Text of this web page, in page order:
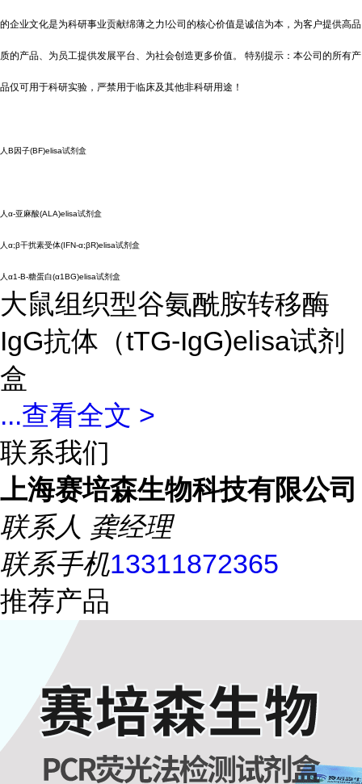
的企业文化是为科研事业贡献绵薄之力!公司的核心价值是诚信为本，为客户提供高品
质的产品、为员工提供发展平台、为社会创造更多价值。 特别提示：本公司的所有产
品仅可用于科研实验，严禁用于临床及其他非科研用途！
人B因子(BF)elisa试剂盒
人α-亚麻酸(ALA)elisa试剂盒
人α;β干扰素受体(IFN-α;βR)elisa试剂盒
人α1-B-糖蛋白(α1BG)elisa试剂盒
大鼠组织型谷氨酰胺转移酶
IgG抗体（tTG-IgG)elisa试剂
盒
...查看全文 >
联系我们
上海赛培森生物科技有限公司
联系人 龚经理
联系手机13311872365
推荐产品